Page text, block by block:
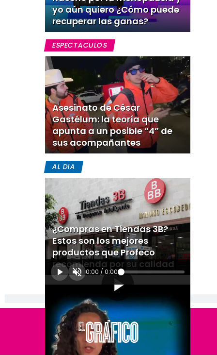
yo aún quiero ¿Cómo puede
recuperar las ganas?
ESPECTACULOS
Asesinato de César
Gastélum: la teoría que
apunta a un posible “4” de
sus acompañantes
AL DIA
¿Compras en Tiendas 3B?
Estos son los mejores
productos que Profeco
recomienda por su calidad
0:00 / 0:00
[Publicidad]